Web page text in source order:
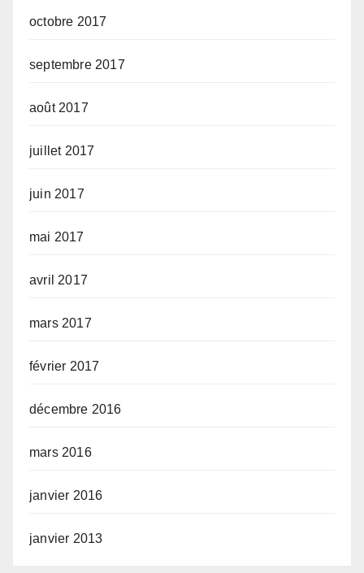
octobre 2017
septembre 2017
août 2017
juillet 2017
juin 2017
mai 2017
avril 2017
mars 2017
février 2017
décembre 2016
mars 2016
janvier 2016
janvier 2013